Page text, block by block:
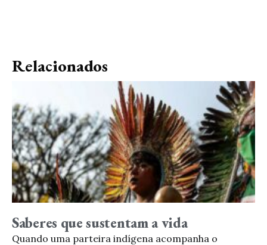
Relacionados
Saberes que sustentam a vida
Quando uma parteira indígena acompanha o